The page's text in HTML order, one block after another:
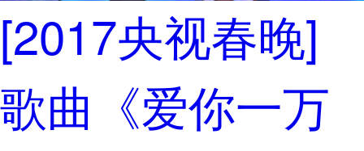
[2017央视春晚]
歌曲《爱你一万